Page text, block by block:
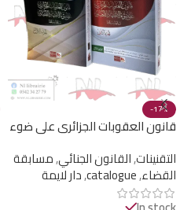
-17%
قانون العقوبات الجزائري على ضوء
التقنينات,القانون الجنائي,مسابقة
القضاء,
catalogue
,دار لايمة